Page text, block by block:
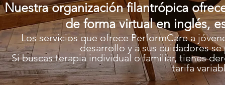
Nuestra organización filantrópica
de forma virtual en inglés,
Los servicios que ofrece PerformCare a
desarrollo y a sus cuidadores
Si buscas terapia individual o familiar, tienes
tarifa